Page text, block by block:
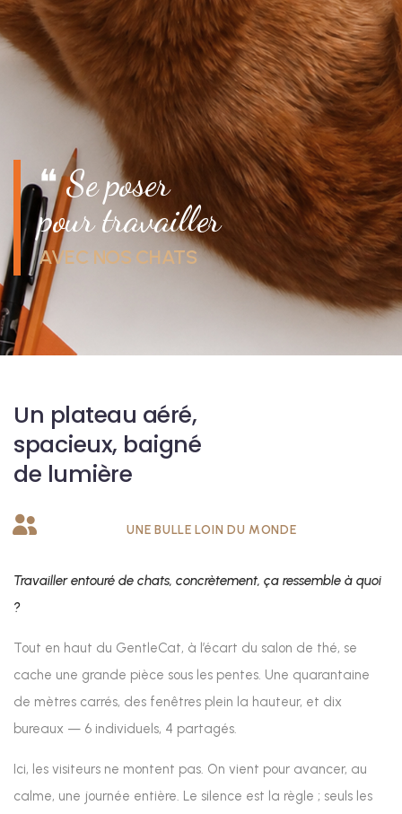
❝ Se poser
pour travailler
AVEC NOS CHATS
Un plateau aéré,
spacieux, baigné
de lumière
UNE BULLE LOIN DU MONDE
Travailler entouré de chats, concrètement, ça ressemble à quoi
?
Tout en haut du GentleCat, à l’écart du salon de thé, se
cache une grande pièce sous les pentes. Une quarantaine
de mètres carrés, des fenêtres plein la hauteur, et dix
bureaux — 6 individuels, 4 partagés.
Ici, les visiteurs ne montent pas. On vient pour avancer, au
calme, une journée entière. Le silence est la règle ; seuls les